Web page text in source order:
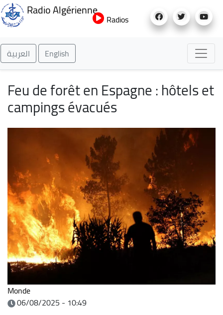
au
Radio Algérienne
Radios
العربية English
Feu de forêt en Espagne : hôtels et
campings évacués
Monde
06/08/2025 - 10:49